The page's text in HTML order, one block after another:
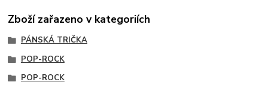
Zboží zařazeno v kategoriích
PÁNSKÁ TRIČKA
POP-ROCK
POP-ROCK